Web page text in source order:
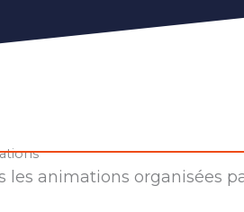
les animations organisées